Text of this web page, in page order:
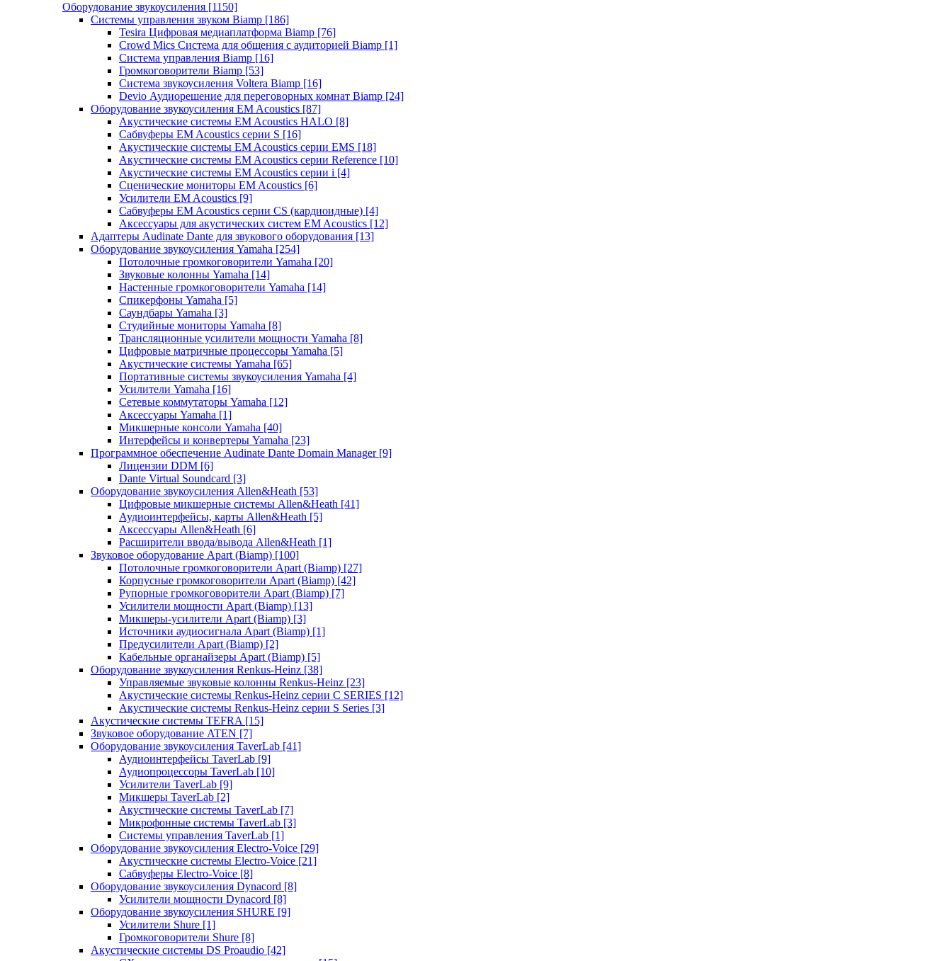
Оборудование звукоусиления [1150]
Системы управления звуком Biamp [186]
Tesira Цифровая медиаплатформа Biamp [76]
Crowd Mics Система для общения с аудиторией Biamp [1]
Система управления Biamp [16]
Громкоговорители Biamp [53]
Система звукоусиления Voltera Biamp [16]
Devio Аудиорешение для переговорных комнат Biamp [24]
Оборудование звукоусиления EM Acoustics [87]
Акустические системы EM Acoustics HALO [8]
Сабвуферы EM Acoustics серии S [16]
Акустические системы EM Acoustics серии EMS [18]
Акустические системы EM Acoustics серии Reference [10]
Акустические системы EM Acoustics серии i [4]
Сценические мониторы EM Acoustics [6]
Усилители EM Acoustics [9]
Сабвуферы EM Acoustics серии CS (кардиоидные) [4]
Аксессуары для акустических систем EM Acoustics [12]
Адаптеры Audinate Dante для звукового оборудования [13]
Оборудование звукоусиления Yamaha [254]
Потолочные громкоговорители Yamaha [20]
Звуковые колонны Yamaha [14]
Настенные громкоговорители Yamaha [14]
Спикерфоны Yamaha [5]
Саундбары Yamaha [3]
Студийные мониторы Yamaha [8]
Трансляционные усилители мощности Yamaha [8]
Цифровые матричные процессоры Yamaha [5]
Акустические системы Yamaha [65]
Портативные системы звукоусиления Yamaha [4]
Усилители Yamaha [16]
Сетевые коммутаторы Yamaha [12]
Аксессуары Yamaha [1]
Микшерные консоли Yamaha [40]
Интерфейсы и конвертеры Yamaha [23]
Программное обеспечение Audinate Dante Domain Manager [9]
Лицензии DDM [6]
Dante Virtual Soundcard [3]
Оборудование звукоусиления Allen&Heath [53]
Цифровые микшерные системы Allen&Heath [41]
Аудиоинтерфейсы, карты Allen&Heath [5]
Аксессуары Allen&Heath [6]
Расширители ввода/вывода Allen&Heath [1]
Звуковое оборудование Apart (Biamp) [100]
Потолочные громкоговорители Apart (Biamp) [27]
Корпусные громкоговорители Apart (Biamp) [42]
Рупорные громкоговорители Apart (Biamp) [7]
Усилители мощности Apart (Biamp) [13]
Микшеры-усилители Apart (Biamp) [3]
Источники аудиосигнала Apart (Biamp) [1]
Предусилители Apart (Biamp) [2]
Кабельные органайзеры Apart (Biamp) [5]
Оборудование звукоусиления Renkus-Heinz [38]
Управляемые звуковые колонны Renkus-Heinz [23]
Акустические системы Renkus-Heinz серии C SERIES [12]
Акустические системы Renkus-Heinz серии S Series [3]
Акустические системы TEFRA [15]
Звуковое оборудование ATEN [7]
Оборудование звукоусиления TaverLab [41]
Аудиоинтерфейсы TaverLab [9]
Аудиопроцессоры TaverLab [10]
Усилители TaverLab [9]
Микшеры TaverLab [2]
Акустические системы TaverLab [7]
Микрофонные системы TaverLab [3]
Системы управления TaverLab [1]
Оборудование звукоусиления Electro-Voice [29]
Акустические системы Electro-Voice [21]
Сабвуферы Electro-Voice [8]
Оборудование звукоусиления Dynacord [8]
Усилители мощности Dynacord [8]
Оборудование звукоусиления SHURE [9]
Усилители Shure [1]
Громкоговорители Shure [8]
Акустические системы DS Proaudio [42]